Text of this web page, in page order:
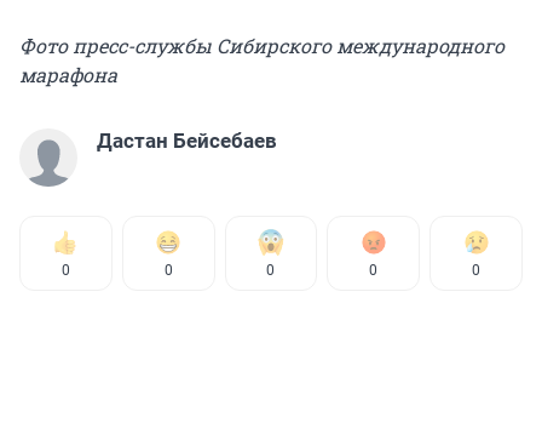
Фото пресс-службы Сибирского международного
марафона
Дастан Бейсебаев
0 0 0 0 0